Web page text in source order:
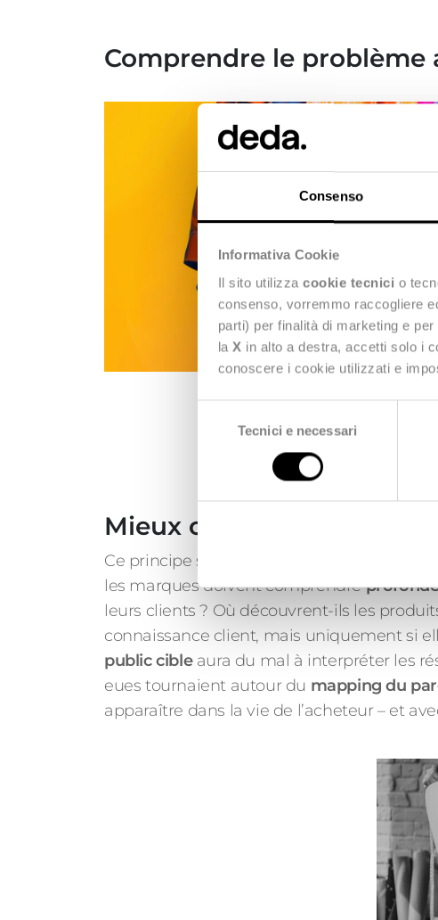
Consenso
Informativa Cookie
Il sito utilizza cookie tecnici o
consenso, vorremmo raccogliere
parti) per finalità di marketing e
la X in alto a destra, accetti solo i
conoscere i cookie utilizzati e
Tecnici e necessari
Comprendre le problème
Mieux comprendre le
Ce principe s’applique aussi à l’externe.
les marques doivent comprendre
leurs clients ? Où découvrent-ils les
connaissance client, mais uniquement si
public cibleaura du mal à interpréter les
eues tournaient autour du mapping du
apparaître dans la vie de l’acheteur – et